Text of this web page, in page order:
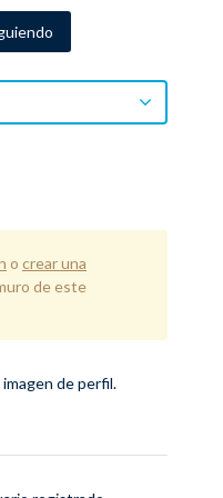
o crear una
de este
de perfil.